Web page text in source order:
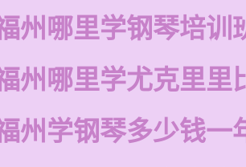
州哪里学钢琴培训
州哪里学尤克里里
州学钢琴多少钱一